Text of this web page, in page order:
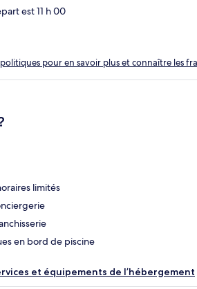
est 11 h 00
pour en savoir plus et connaître les
limités
en bord de piscine
et équipements de l’hébergement